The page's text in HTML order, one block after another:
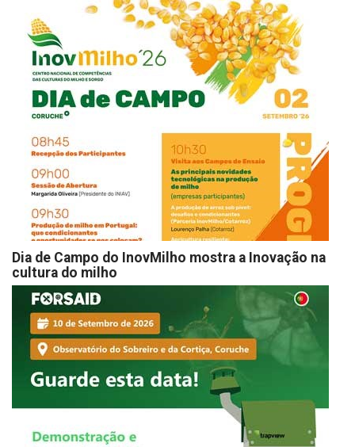
Dia de Campo do InovMilho mostra a Inovação na
cultura do milho